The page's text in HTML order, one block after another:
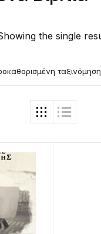
the single
ταξινόμηση